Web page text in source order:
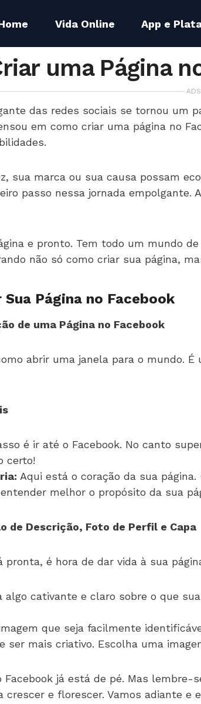
Vida Online App e
uma Página
ADS
das redes sociais se tornou
em como criar uma página no
sua marca ou sua causa possam
passo nessa jornada
e pronto. Tem todo um mundo
não só como criar sua página,
Página no Facebook
de uma Página no Facebook
abrir uma janela para o mundo.
é ir até o Facebook. No canto
certo!
Aqui está o coração da sua
melhor o propósito da sua
de Descrição, Foto de Perfil e Capa
é hora de dar vida à sua
algo cativante e claro sobre o que
que seja facilmente
ser mais criativo. Escolha uma
já está de pé. Mas
crescer e florescer. Vamos adiante